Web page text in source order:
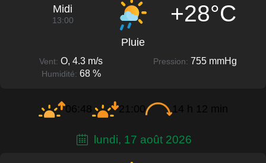
Midi
13:00 +28°C
Pluie
Vent: O, 4.3 m/s Pression: 755 mmHg
Humidité: 68 %
06:48 21:00 14 h 12 min
lundi, 17 août 2026